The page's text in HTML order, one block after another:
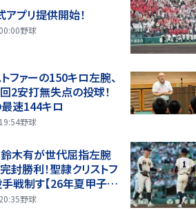
プリ提供開始！
野球
ファーの150キロ左腕、
2安打無失点の投球！
速144キロ
野球
鈴木有が世代屈指左腕
封勝利！聖隷クリストフ
戦制す【26年夏甲子
野球